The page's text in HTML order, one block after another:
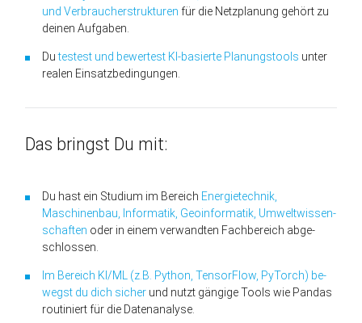
und Ver­braucher­strukturen für die Netz­plan­ung gehört zu
deinen Auf­gaben.
Dutest­est und bewert­est KI-basierte Plan­ungs­tools unter
realen Einsatz­beding­ungen.
Das bringst Du mit:
Du hast ein Studium im Be­reich Energie­technik,
Maschinen­bau, In­formatik, Geo­informatik, Um­welt­wissen­
schaften oder in einem ver­wandten Fach­bereich ab­ge­
schlossen.
Im Be­reich KI/ML (z.B. Python, TensorFlow, PyTorch) be­
wegst du dich sicher und nutzt gängige Tools wie Pandas
routiniert für die Daten­analyse.